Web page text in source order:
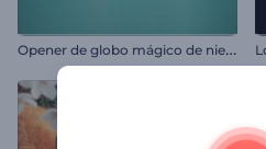
O
pener de globo mágico de nieve de navidad